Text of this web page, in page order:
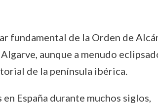
fundamental de la Orden de
aunque a menudo
de la península ibérica.
España durante muchos siglos,